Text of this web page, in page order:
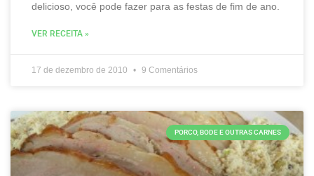
delicioso, você pode fazer para as festas de fim de ano.
VER RECEITA »
17 de dezembro de 2010 9 Comentários
PORCO, BODE E OUTRAS CARNES